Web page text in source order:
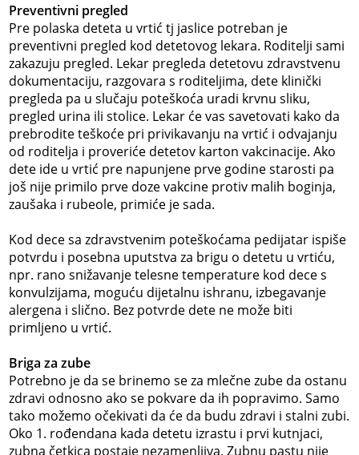
Preventivni pregled
Pre polaska deteta u vrtić tj jaslice potreban je
preventivni pregled kod detetovog lekara. Roditelji sami
zakazuju pregled. Lekar pregleda detetovu zdravstvenu
dokumentaciju, razgovara s roditeljima, dete klinički
pregleda pa u slučaju poteškoća uradi krvnu sliku,
pregled urina ili stolice. Lekar će vas savetovati kako da
prebrodite teškoće pri privikavanju na vrtić i odvajanju
od roditelja i proveriće detetov karton vakcinacije. Ako
dete ide u vrtić pre napunjene prve godine starosti pa
još nije primilo prve doze vakcine protiv malih boginja,
zaušaka i rubeole, primiće je sada.
Kod dece sa zdravstvenim poteškoćama pedijatar ispiše
potvrdu i posebna uputstva za brigu o detetu u vrtiću,
npr. rano snižavanje telesne temperature kod dece s
konvulzijama, moguću dijetalnu ishranu, izbegavanje
alergena i slično. Bez potvrde dete ne može biti
primljeno u vrtić.
Briga za zube
Potrebno je da se brinemo se za mlečne zube da ostanu
zdravi odnosno ako se pokvare da ih popravimo. Samo
tako možemo očekivati da će da budu zdravi i stalni zubi.
Oko 1. rođendana kada detetu izrastu i prvi kutnjaci,
zubna četkica postaje nezamenljiva. Zubnu pastu nije